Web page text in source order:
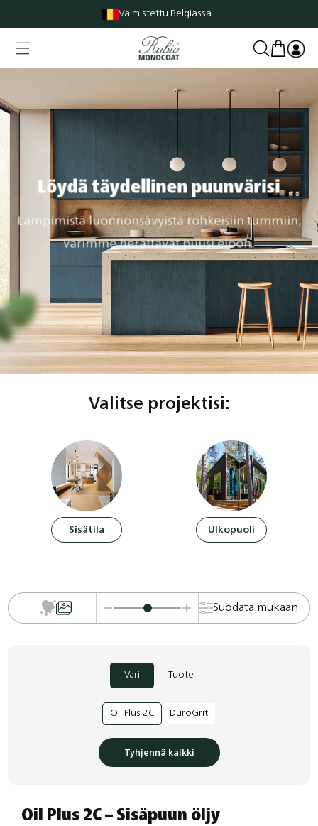
sisältöön
Valmistettu Belgiassa
Ostoskori
Kirjaudu
Löydä täydellinen puunvärisi
Lämpimistä luonnonsävyistä rohkeisiin tummiin,
värimme herättävät puusi eloon.
Valitse projektisi:
Sisätila Ulkopuoli
Suodata mukaan
Väri Tuote
Oil Plus 2C DuroGrit
Tyhjennä kaikki
Oil Plus 2C – Sisäpuun öljy